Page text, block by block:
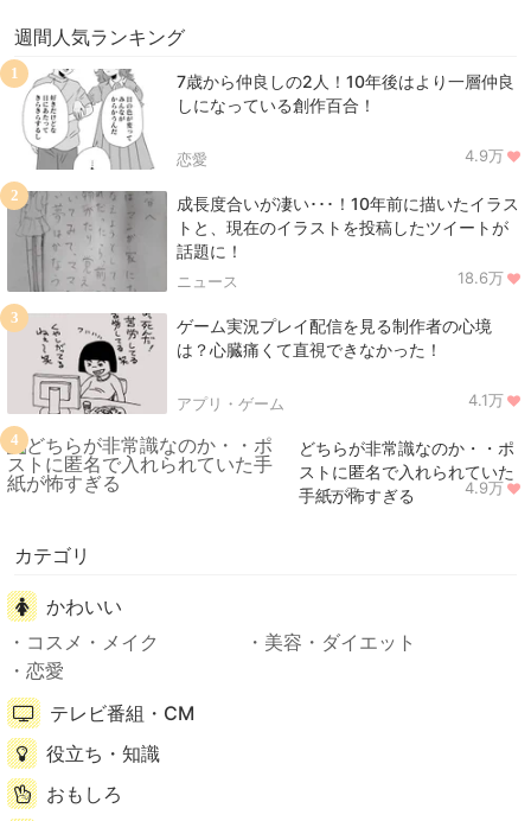
週間人気ランキング
7歳から仲良しの2人！10年後はより一層仲良
しになっている創作百合！
恋愛 4.9万
1
成長度合いが凄い･･･！10年前に描いたイラス
トと、現在のイラストを投稿したツイートが
話題に！
ニュース 18.6万
2
ゲーム実況プレイ配信を見る制作者の心境
は？心臓痛くて直視できなかった！
アプリ・ゲーム 4.1万
3
どちらが非常識なのか・・ポ
ストに匿名で入れられていた
手紙が怖すぎる
ニュース 4.9万
4
カテゴリ
かわいい
コスメ・メイク
美容・ダイエット
恋愛
テレビ番組・CM
役立ち・知識
おもしろ